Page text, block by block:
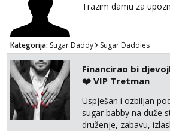
Trazim damu za
Kategorija: Sugar Daddy Sugar Daddies
Financirao bi
❤️ VIP Tretman
Uspješan i ozbiljan
sugar babby na duže
druženje, zabavu,